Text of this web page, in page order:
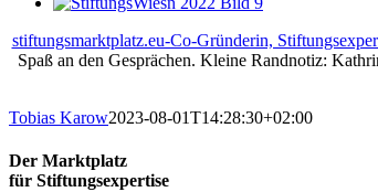
Bild
stiftungsmarktplatz.eu-Co-Gründerin,
Spaß an den Gesprächen. Kleine Randnotiz:
Tobias Karow2023-08-01T14:28:30+02:00
Der Marktplatz
für Stiftungsexpertise